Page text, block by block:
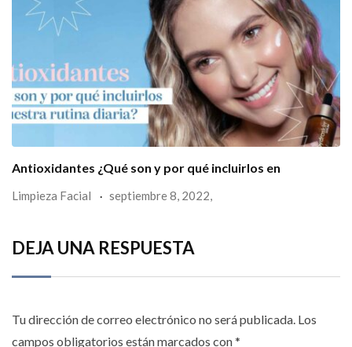
Antioxidantes ¿Qué son y por qué incluirlos en
Limpieza Facial septiembre 8, 2022,
DEJA UNA RESPUESTA
Tu dirección de correo electrónico no será publicada. Los
campos obligatorios están marcados con*